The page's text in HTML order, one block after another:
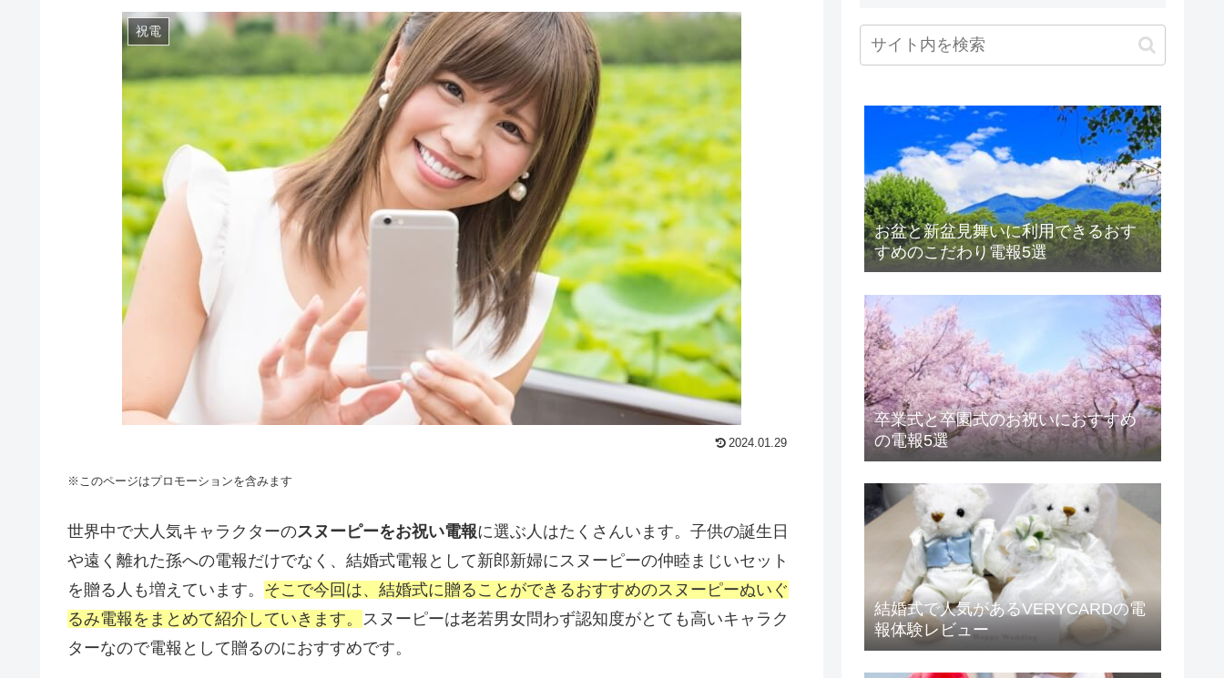
祝電
2024.01.29
※このページはプロモーションを含みます
世界中で大人気キャラクターのスヌーピーをお祝い電報に選ぶ人はたくさんいます。子供の誕生日
や遠く離れた孫への電報だけでなく、結婚式電報として新郎新婦にスヌーピーの仲睦まじいセット
を贈る人も増えています。 そこで今回は、結婚式に贈ることができるおすすめのスヌーピーぬいぐ
るみ電報をまとめて紹介していきます。 スヌーピーは老若男女問わず認知度がとても高いキャラク
ターなので電報として贈るのにおすすめです。
お盆と新盆見舞いに利用できるおす
すめのこだわり電報5選
卒業式と卒園式のお祝いにおすすめ
の電報5選
結婚式で人気があるVERYCARDの電
報体験レビュー